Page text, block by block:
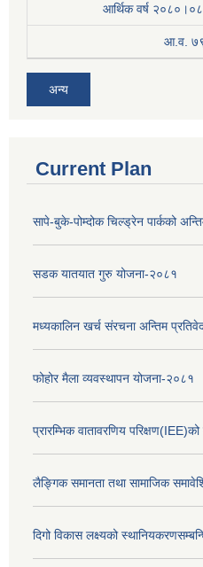
आर्थिक वर्ष
आ.व.
अन्य
Current Plan
सापे-बुके-पोम्दोक चिल्ड्रेन पार्कको
सडक यातयात गुरु योजना-२०८१
मध्यकालिन खर्च संरचना अन्तिम
फोहोर मैला व्यवस्थापन योजना-२०८१
प्रारम्भिक वातावरणिय
लैङ्‍गिक समानता तथा सामाजिक
दिगो विकास लक्ष्यको